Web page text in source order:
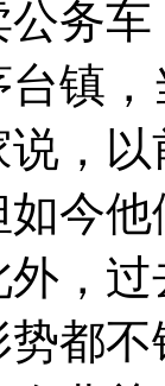
务
镇
，
今
，
都